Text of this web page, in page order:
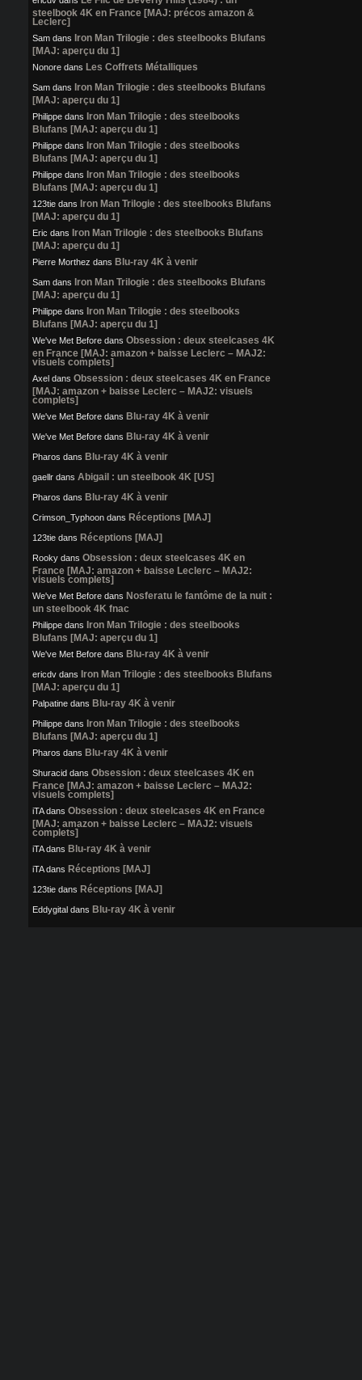
steelbook 4K en France [MAJ: précos amazon &
Leclerc]
Sam dans Iron Man Trilogie : des steelbooks Blufans
[MAJ: aperçu du 1]
Nonore dans Les Coffrets Métalliques
Sam dans Iron Man Trilogie : des steelbooks Blufans
[MAJ: aperçu du 1]
Philippe dans Iron Man Trilogie : des steelbooks
Blufans [MAJ: aperçu du 1]
Philippe dans Iron Man Trilogie : des steelbooks
Blufans [MAJ: aperçu du 1]
Philippe dans Iron Man Trilogie : des steelbooks
Blufans [MAJ: aperçu du 1]
123tie dans Iron Man Trilogie : des steelbooks Blufans
[MAJ: aperçu du 1]
Eric dans Iron Man Trilogie : des steelbooks Blufans
[MAJ: aperçu du 1]
Pierre Morthez dans Blu-ray 4K à venir
Sam dans Iron Man Trilogie : des steelbooks Blufans
[MAJ: aperçu du 1]
Philippe dans Iron Man Trilogie : des steelbooks
Blufans [MAJ: aperçu du 1]
We've Met Before dans Obsession : deux steelcases 4K
en France [MAJ: amazon + baisse Leclerc – MAJ2:
visuels complets]
Axel dans Obsession : deux steelcases 4K en France
[MAJ: amazon + baisse Leclerc – MAJ2: visuels
complets]
We've Met Before dans Blu-ray 4K à venir
We've Met Before dans Blu-ray 4K à venir
Pharos dans Blu-ray 4K à venir
gaellr dans Abigail : un steelbook 4K [US]
Pharos dans Blu-ray 4K à venir
Crimson_Typhoon dans Réceptions [MAJ]
123tie dans Réceptions [MAJ]
Rooky dans Obsession : deux steelcases 4K en
France [MAJ: amazon + baisse Leclerc – MAJ2:
visuels complets]
We've Met Before dans Nosferatu le fantôme de la nuit :
un steelbook 4K fnac
Philippe dans Iron Man Trilogie : des steelbooks
Blufans [MAJ: aperçu du 1]
We've Met Before dans Blu-ray 4K à venir
ericdv dans Iron Man Trilogie : des steelbooks Blufans
[MAJ: aperçu du 1]
Palpatine dans Blu-ray 4K à venir
Philippe dans Iron Man Trilogie : des steelbooks
Blufans [MAJ: aperçu du 1]
Pharos dans Blu-ray 4K à venir
Shuracid dans Obsession : deux steelcases 4K en
France [MAJ: amazon + baisse Leclerc – MAJ2:
visuels complets]
iTAdans Obsession : deux steelcases 4K en France
[MAJ: amazon + baisse Leclerc – MAJ2: visuels
complets]
iTAdans Blu-ray 4K à venir
iTAdans Réceptions [MAJ]
123tie dans Réceptions [MAJ]
Eddygital dans Blu-ray 4K à venir